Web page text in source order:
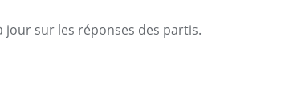
jour sur les réponses des partis.